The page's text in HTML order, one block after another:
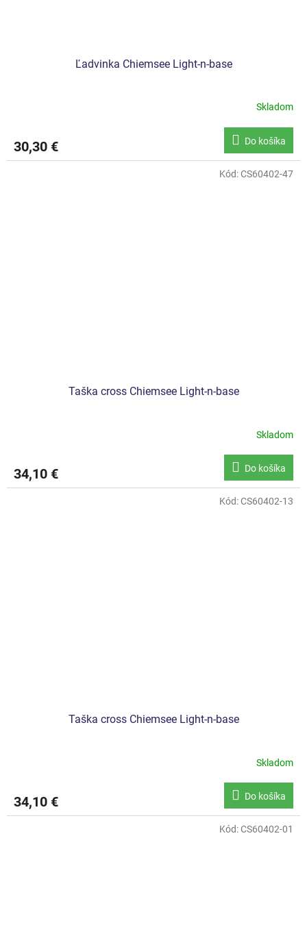
Ľadvinka Chiemsee Light-n-base
Skladom
30,30 € Do košíka
Taška cross Chiemsee Light-n-base
Skladom
34,10 € Do košíka
Kód:CS60402-47
Taška cross Chiemsee Light-n-base
Skladom
34,10 € Do košíka
Kód:CS60402-13
Kód:CS60402-01